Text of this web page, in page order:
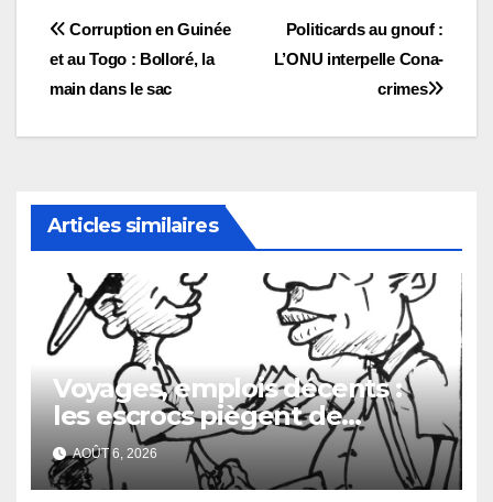
Navigation
de
l’article
Politicards au gnouf :
L’ONU interpelle Cona-
crimes
Corruption en Guinée
et au Togo : Bolloré, la
main dans le sac
Articles similaires
Voyages, emplois décents :
les escrocs piègent de
nombreux jeunes
AOÛT 6, 2026